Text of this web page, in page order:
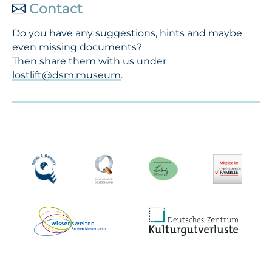
Contact
Do you have any suggestions, hints and maybe
even missing documents?
Then share them with us under
lostlift@dsm.museum.